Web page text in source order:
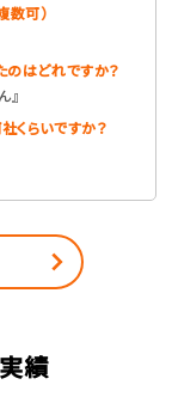
数可）
のはどれですか？
』
くらいですか？
績